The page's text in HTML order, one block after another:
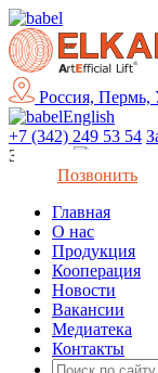
Россия, Пермь,
English
+7 (342) 249 53 54
Закрыть
Позвонить
Главная
О нас
Продукция
Кооперация
Новости
Вакансии
Медиатека
Контакты